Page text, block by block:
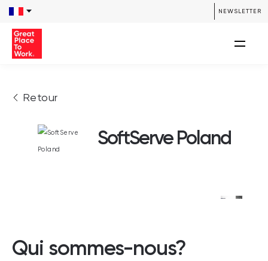
NEWSLETTER
Retour
SoftServe Poland
Qui sommes-nous?